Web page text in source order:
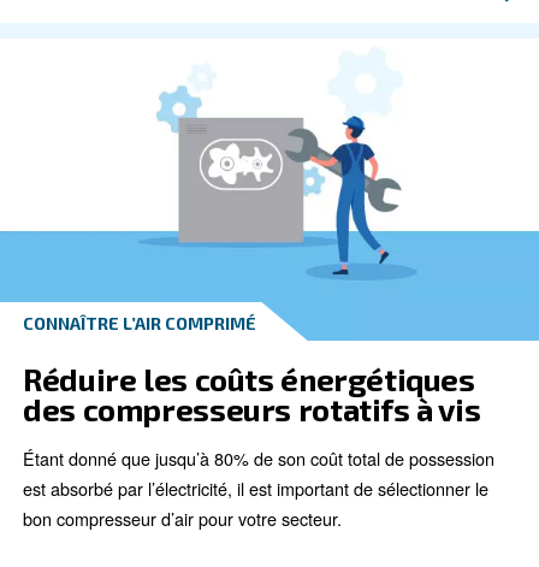
Notre processus
compresseurs d’air
Cette innovation en matière de compresseurs